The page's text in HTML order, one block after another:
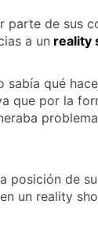
parte de sus
a un reality
sabía qué
que por la
posición de
un reality